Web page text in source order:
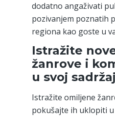
dodatno angaživati
pozivanjem poznatih
regiona kao goste u
Istražite
žanrove i
u svoj sadržaj
Istražite omiljene
pokušajte ih uklopiti u